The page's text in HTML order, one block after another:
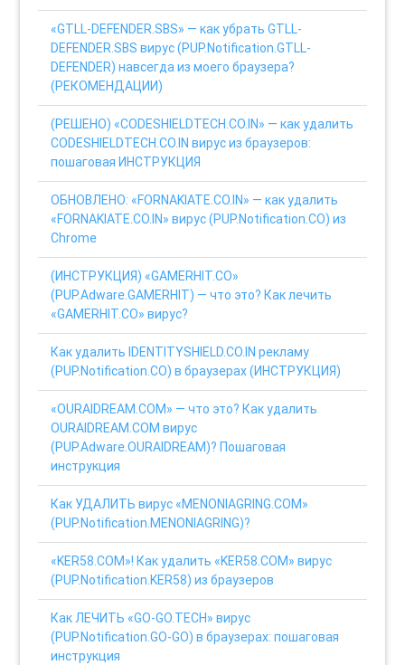
«GTLL-DEFENDER.SBS» — как убрать GTLL-
DEFENDER.SBS вирус (PUP.Notification.GTLL-
DEFENDER) навсегда из моего браузера?
(РЕКОМЕНДАЦИИ)
(РЕШЕНО) «CODESHIELDTECH.CO.IN» — как удалить
CODESHIELDTECH.CO.IN вирус из браузеров:
пошаговая ИНСТРУКЦИЯ
ОБНОВЛЕНО: «FORNAKIATE.CO.IN» — как удалить
«FORNAKIATE.CO.IN» вирус (PUP.Notification.CO) из
Chrome
(ИНСТРУКЦИЯ) «GAMERHIT.CO»
(PUP.Adware.GAMERHIT) — что это? Как лечить
«GAMERHIT.CO» вирус?
Как удалить IDENTITYSHIELD.CO.IN рекламу
(PUP.Notification.CO) в браузерах (ИНСТРУКЦИЯ)
«OURAIDREAM.COM» — что это? Как удалить
OURAIDREAM.COM вирус
(PUP.Adware.OURAIDREAM)? Пошаговая
инструкция
Как УДАЛИТЬ вирус «MENONIAGRING.COM»
(PUP.Notification.MENONIAGRING)?
«KER58.COM»! Как удалить «KER58.COM» вирус
(PUP.Notification.KER58) из браузеров
Как ЛЕЧИТЬ «GO-GO.TECH» вирус
(PUP.Notification.GO-GO) в браузерах: пошаговая
инструкция